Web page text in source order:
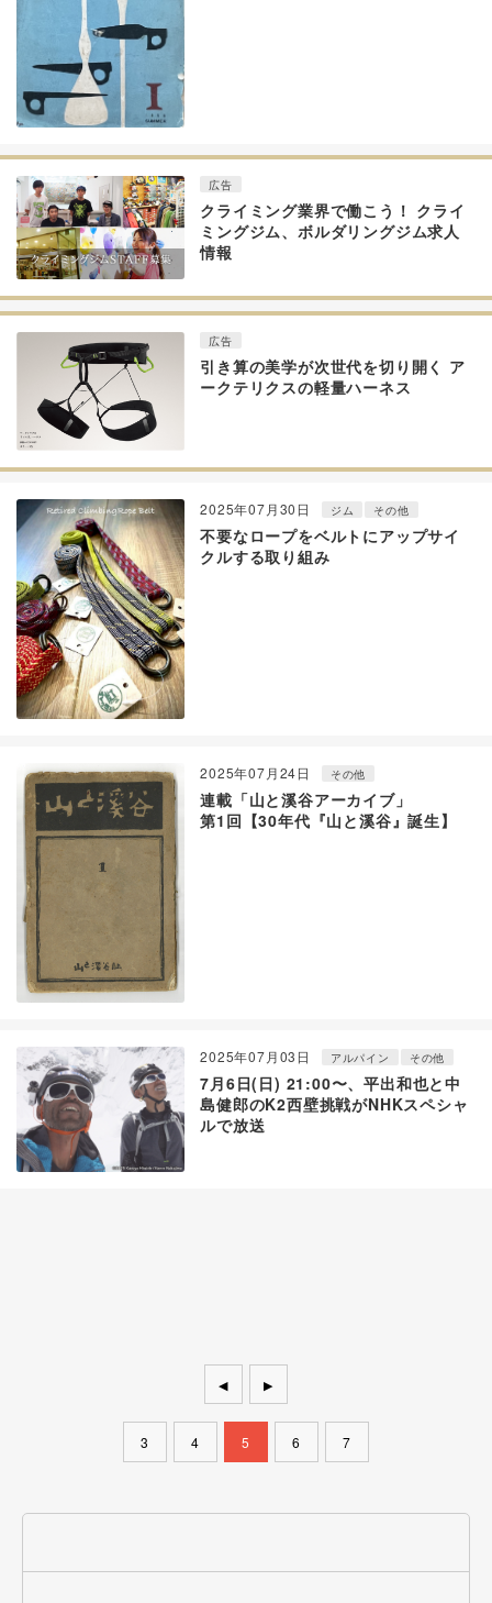
広告
クライミング業界で働こう！ クライ
ミングジム、ボルダリングジム求人
情報
広告
引き算の美学が次世代を切り開く ア
ークテリクスの軽量ハーネス
2025年07月30日 ジム その他
不要なロープをベルトにアップサイ
クルする取り組み
2025年07月24日 その他
連載「山と溪谷アーカイブ」
第1回【30年代『山と溪谷』誕生】
2025年07月03日 アルパイン その他
7月6日(日) 21:00〜、平出和也と中
島健郎のK2西壁挑戦がNHKスペシャ
ルで放送
◀ ▶
3 4 5 6 7